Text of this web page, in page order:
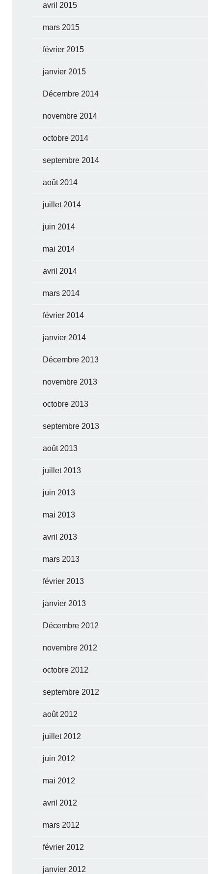
avril 2015
mars 2015
février 2015
janvier 2015
Décembre 2014
novembre 2014
octobre 2014
septembre 2014
août 2014
juillet 2014
juin 2014
mai 2014
avril 2014
mars 2014
février 2014
janvier 2014
Décembre 2013
novembre 2013
octobre 2013
septembre 2013
août 2013
juillet 2013
juin 2013
mai 2013
avril 2013
mars 2013
février 2013
janvier 2013
Décembre 2012
novembre 2012
octobre 2012
septembre 2012
août 2012
juillet 2012
juin 2012
mai 2012
avril 2012
mars 2012
février 2012
janvier 2012